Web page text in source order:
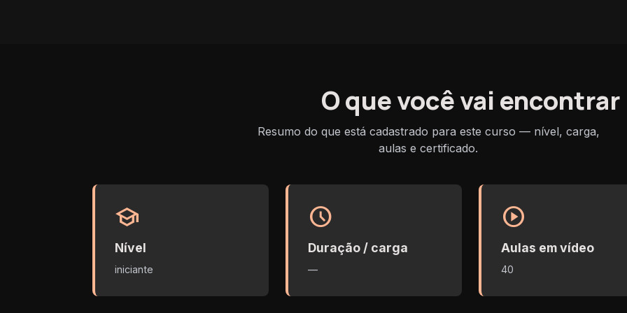
O que você vai encontrar
Resumo do que está cadastrado para este curso — nível, carga,
aulas e certificado.
school
Nível
iniciante
schedule
Duração / carga
—
play_circle
Aulas em vídeo
40